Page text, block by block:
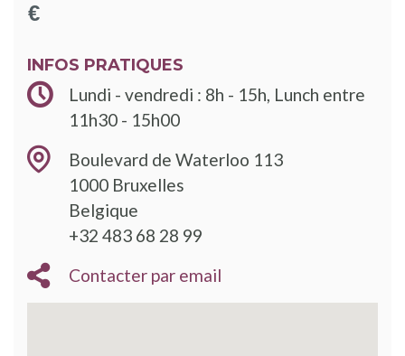
INFOS PRATIQUES
Lundi - vendredi : 8h - 15h, Lunch entre
11h30 - 15h00
Boulevard de Waterloo 113
1000 Bruxelles
Belgique
‭+32 483 68 28 99‬
Contacter par email